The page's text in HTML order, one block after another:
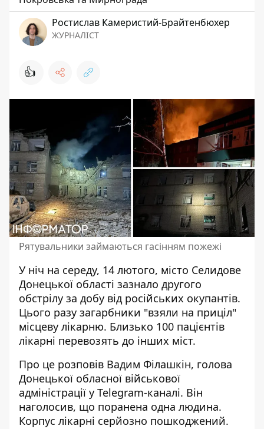
Ростислав Камеристий-Брайтенбюхер
ЖУРНАЛІСТ
👍
Рятувальники займаються гасінням пожежі
У ніч на середу, 14 лютого, місто Селидове
Донецької області зазнало другого
обстрілу за добу від російських окупантів.
Цього разу загарбники "взяли на приціл"
місцеву лікарню. Близько 100 пацієнтів
лікарні перевозять до інших міст.
Про це розповів Вадим Філашкін, голова
Донецької обласної військової
адміністрації у Telegram-каналі. Він
наголосив, що поранена одна людина.
Корпус лікарні серйозно пошкоджений.